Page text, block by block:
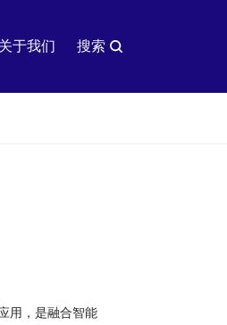
关于我们 搜索
用，是融合智能